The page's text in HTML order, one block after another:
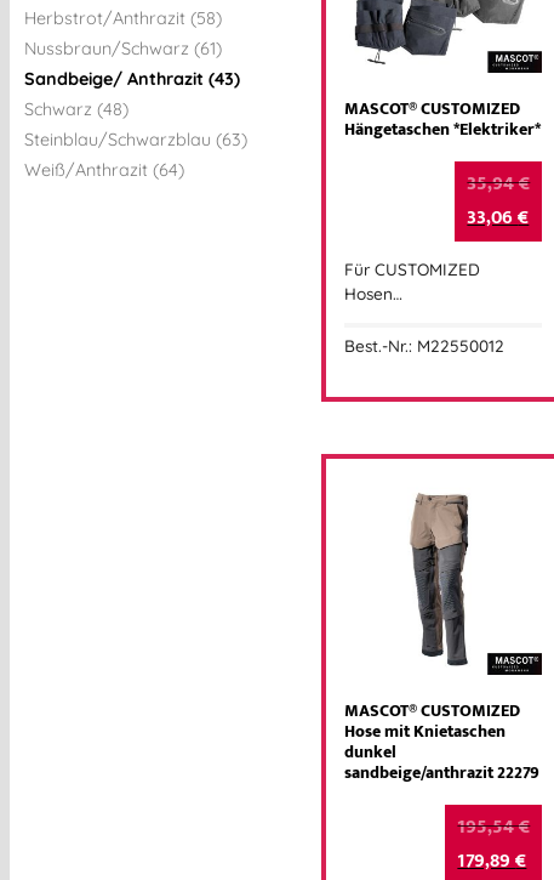
Herbstrot/Anthrazit (58)
Nussbraun/Schwarz (61)
Sandbeige/ Anthrazit (43)
Schwarz (48)
Steinblau/Schwarzblau (63)
Weiß/Anthrazit (64)
MASCOT® CUSTOMIZED
Hängetaschen *Elektriker*
35,94€
33,06€
Für CUSTOMIZED
Hosen…
Best.-Nr.: M22550012
MASCOT® CUSTOMIZED
Hose mit Knietaschen
dunkel
sandbeige/anthrazit 22279
195,54€
179,89€